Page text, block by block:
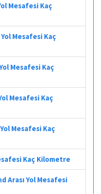
Mesafesi Kaç
Mesafesi Kaç
Mesafesi Kaç
Mesafesi Kaç
Mesafesi Kaç
Kaç Kilometre
Arası Yol Mesafesi